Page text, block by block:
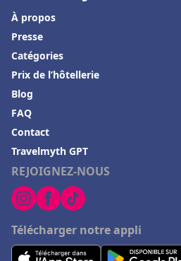
REJOIGNEZ-NOUS
Télécharger notre appli
À propos
Presse
Catégories
Prix de l’hôtellerie
Blog
FAQ
Contact
Travelmyth GPT